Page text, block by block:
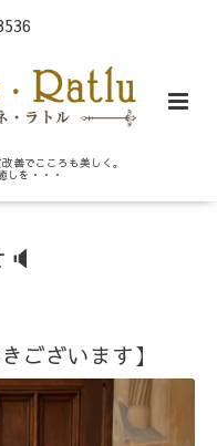
善でこころも美しく。
しを・・・
ございます】